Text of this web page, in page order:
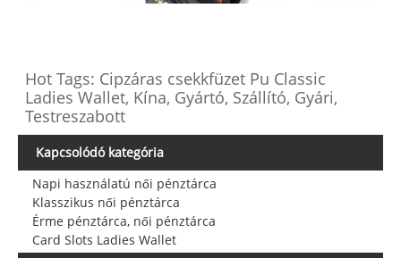
Hot Tags: Cipzáras csekkfüzet Pu Classic
Ladies Wallet, Kína, Gyártó, Szállító, Gyári,
Testreszabott
Kapcsolódó kategória
Napi használatú női pénztárca
Klasszikus női pénztárca
Érme pénztárca, női pénztárca
Card Slots Ladies Wallet